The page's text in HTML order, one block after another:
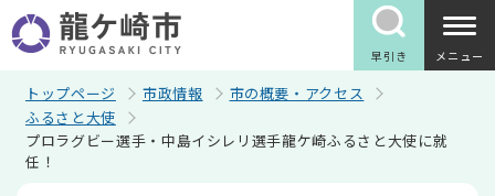
の
ペ
早引き メニュー
トップページ 市政情報
市の概要・アクセス
ふるさと大使
プロラグビー選手・中島イシレリ選手龍ケ崎ふるさと大使に就
任！